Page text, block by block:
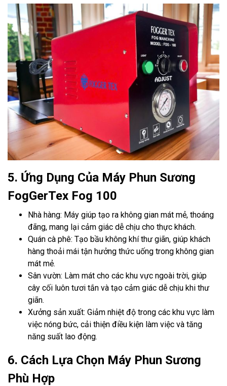
5. Ứng Dụng Của Máy Phun Sương
FogGerTex Fog 100
Nhà hàng: Máy giúp tạo ra không gian mát mẻ, thoáng
đãng, mang lại cảm giác dễ chịu cho thực khách.
Quán cà phê: Tạo bầu không khí thư giãn, giúp khách
hàng thoải mái tận hưởng thức uống trong không gian
mát mẻ.
Sân vườn: Làm mát cho các khu vực ngoài trời, giúp
cây cối luôn tươi tắn và tạo cảm giác dễ chịu khi thư
giãn.
Xưởng sản xuất: Giảm nhiệt độ trong các khu vực làm
việc nóng bức, cải thiện điều kiện làm việc và tăng
năng suất lao động.
6. Cách Lựa Chọn Máy Phun Sương
Phù Hợp